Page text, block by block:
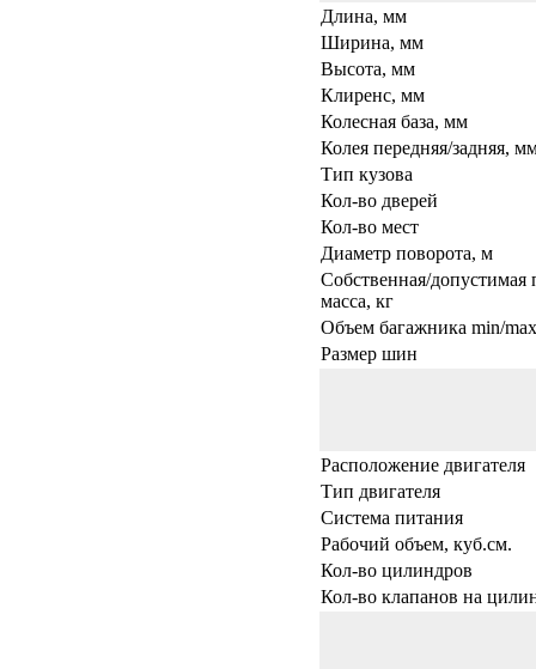
Длина, мм
Ширина, мм
Высота, мм
Клиренс, мм
Колесная база, мм
Колея передняя/задняя,
Тип кузова
Кол-во дверей
Кол-во мест
Диаметр поворота, м
Собственная/допустимая
масса, кг
Объем багажника min/
Размер шин
Расположение двигателя
Тип двигателя
Система питания
Рабочий объем, куб.см.
Кол-во цилиндров
Кол-во клапанов на